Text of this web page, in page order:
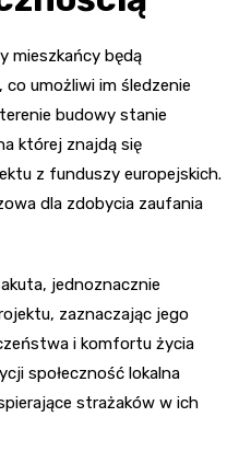
mieszkańcy będą
umożliwi im śledzenie
budowy stanie
której znajdą się
z funduszy europejskich.
dla zdobycia zaufania
jednoznacznie
zaznaczając jego
i komfortu życia
społeczność lokalna
strażaków w ich